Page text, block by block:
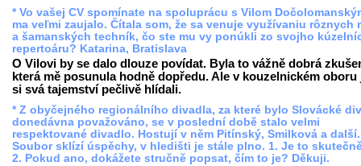
* Vo vašej CV spomínate na spoluprácu s Vilom
ma veľmi zaujalo. Čítala som, že sa venuje využívaniu rôznych
a šamanských techník, čo ste mu vy ponúkli zo svojho
repertoáru? Katarina, Bratislava
O Vilovi by se dalo dlouze povídat. Byla to vážně dobrá
která mě posunula hodně dopředu. Ale v kouzelnickém oboru
si svá tajemství pečlivě hlídali.
* Z obyčejného regionálního divadla, za které bylo Slovácké
donedávna považováno, se v poslední době stalo velmi
respektované divadlo. Hostují v něm Pitínský, Smilková a další.
Soubor sklízí úspěchy, v hledišti je stále plno. 1. Je to
2. Pokud ano, dokážete stručně popsat, čím to je? Děkuji.